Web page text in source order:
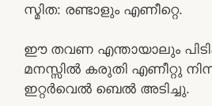
സ്മിത: രണ്ടാളും എണീറ്റെ.
ഈ തവണ എന്തായാലും
മനസ്സിൽ കരുതി എണീറ്റു
ഇറ്റർവെൽ ബെൽ അടിച്ചു.